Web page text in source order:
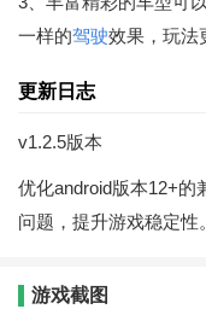
一样的驾驶效果，玩法
更新日志
v1.2.5版本
优化android版本12+的
问题，提升游戏稳定性。
游戏截图